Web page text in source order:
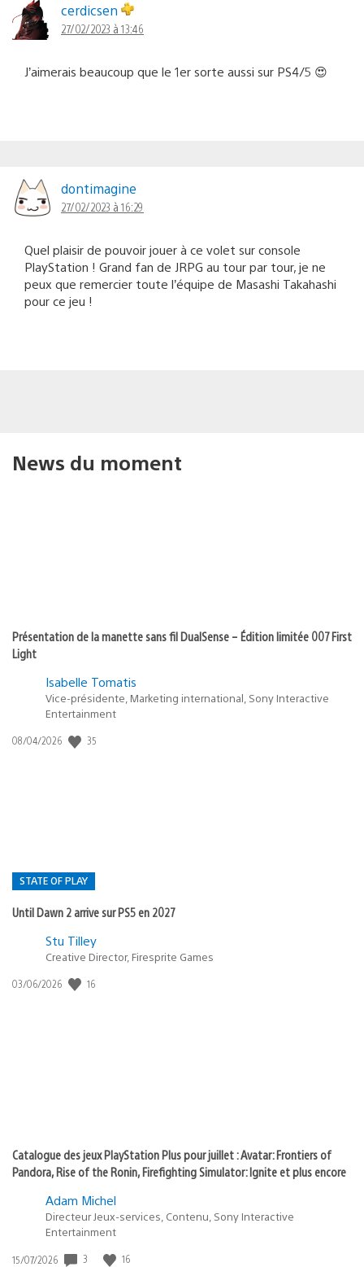
cerdicsen
27/02/2023 à 13:46
J’aimerais beaucoup que le 1er sorte aussi sur PS4/5 😍
dontimagine
27/02/2023 à 16:29
Quel plaisir de pouvoir jouer à ce volet sur console
PlayStation ! Grand fan de JRPG au tour par tour, je ne
peux que remercier toute l’équipe de Masashi Takahashi
pour ce jeu !
News du moment
Présentation de la manette sans fil DualSense – Édition limitée 007 First
Light
Isabelle Tomatis
Vice-présidente, Marketing international, Sony Interactive
Entertainment
Date
08/04/2026 35
STATE OF PLAY
Until Dawn 2 arrive sur PS5 en 2027
Postée
:
state
Stu Tilley
Creative Director, Firesprite Games
Date
03/06/2026 16
Catalogue des jeux PlayStation Plus pour juillet : Avatar: Frontiers of
Pandora, Rise of the Ronin, Firefighting Simulator: Ignite et plus encore
Adam Michel
Directeur Jeux-services, Contenu, Sony Interactive
Entertainment
Date
15/07/2026 3 16